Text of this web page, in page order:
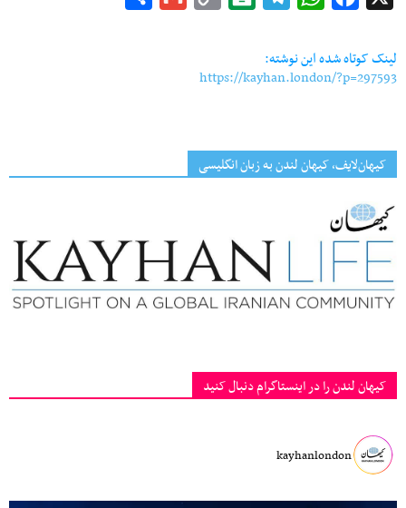
لینک کوتاه شده این نوشته:
https://kayhan.london/?p=297593
کیهان‌لایف، کیهان لندن به زبان انگلیسی
کیهان لندن را در اینستاگرام دنبال کنید
kayhanlondon